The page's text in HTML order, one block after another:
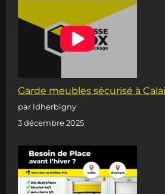
Garde meubles sécurisé à
par ldherbigny
3 décembre 2025